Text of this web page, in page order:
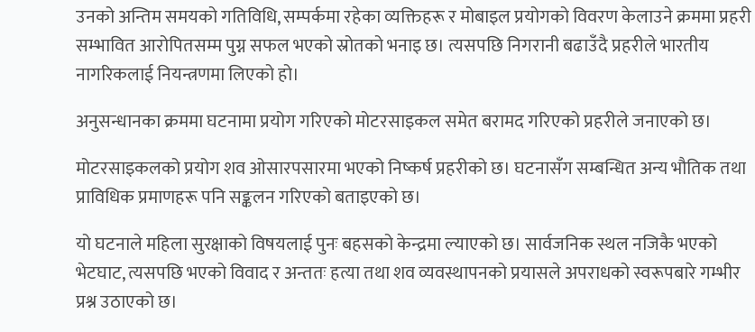
उनको अन्तिम समयको गतिविधि, सम्पर्कमा रहेका व्यक्तिहरू र मोबाइल प्रयोगको विवरण केलाउने क्रममा प्रहरी
सम्भावित आरोपितसम्म पुग्न सफल भएको स्रोतको भनाइ छ। त्यसपछि निगरानी बढाउँदै प्रहरीले भारतीय
नागरिकलाई नियन्त्रणमा लिएको हो।
अनुसन्धानका क्रममा घटनामा प्रयोग गरिएको मोटरसाइकल समेत बरामद गरिएको प्रहरीले जनाएको छ।
मोटरसाइकलको प्रयोग शव ओसारपसारमा भएको निष्कर्ष प्रहरीको छ। घटनासँग सम्बन्धित अन्य भौतिक तथा
प्राविधिक प्रमाणहरू पनि सङ्कलन गरिएको बताइएको छ।
यो घटनाले महिला सुरक्षाको विषयलाई पुनः बहसको केन्द्रमा ल्याएको छ। सार्वजनिक स्थल नजिकै भएको
भेटघाट, त्यसपछि भएको विवाद र अन्ततः हत्या तथा शव व्यवस्थापनको प्रयासले अपराधको स्वरूपबारे गम्भीर
प्रश्न उठाएको छ।